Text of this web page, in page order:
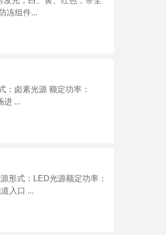
冻组件...
：卤素光源 额定功率：
进 ...
形式：LED光源额定功率：
入口 ...